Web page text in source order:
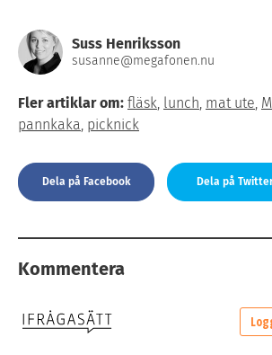
Suss Henriksson
susanne@megafonen.nu
Fler artiklar om: fläsk, lunch, mat ute,
pannkaka, picknick
Dela på Facebook Dela på
Kommentera